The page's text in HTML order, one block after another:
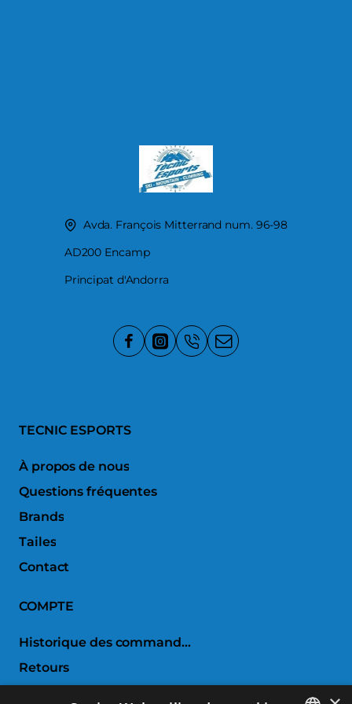
Avda. François Mitterrand num. 96-98
AD200 Encamp
Principat d'Andorra
TECNIC ESPORTS
À propos de nous
Questions fréquentes
Brands
Tailes
Contact
COMPTE
Historique des commandes
Retours